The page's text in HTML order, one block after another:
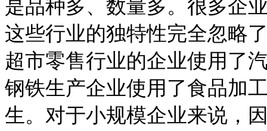
是品种多、数量多。很多企
这些行业的独特性完全忽略
超市零售行业的企业使用了
钢铁生产企业使用了食品加
生。对于小规模企业来说，